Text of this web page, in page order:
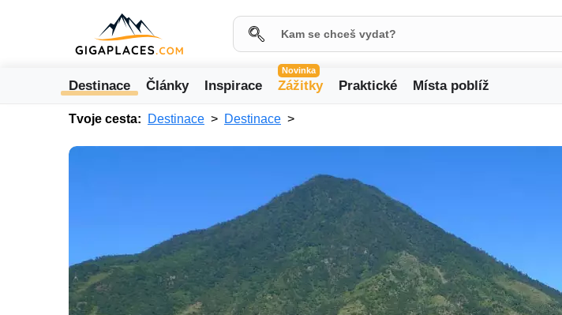
Destinace Články Inspirace
Novinka
Zážitky Praktické Místa poblíž
Tvoje cesta: Destinace Destinace